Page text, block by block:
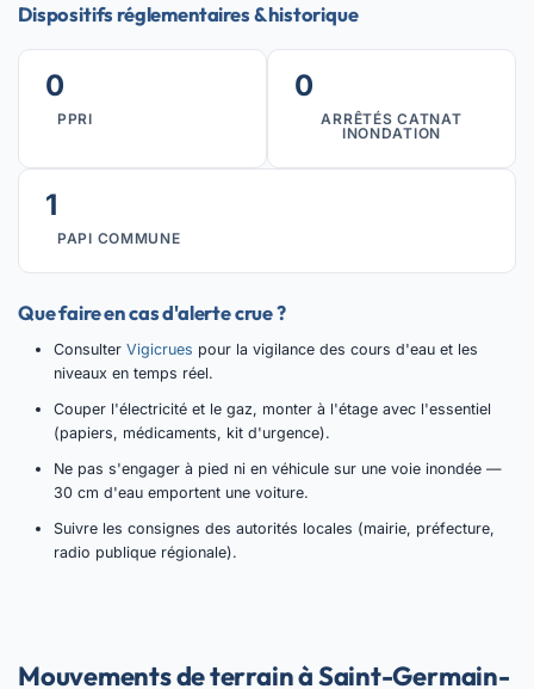
Dispositifs réglementaires & historique
0
PPRI
0
ARRÊTÉS CATNAT
INONDATION
1
PAPI COMMUNE
Que faire en cas d'alerte crue ?
Consulter Vigicrues pour la vigilance des cours d'eau et les
niveaux en temps réel.
Couper l'électricité et le gaz, monter à l'étage avec l'essentiel
(papiers, médicaments, kit d'urgence).
Ne pas s'engager à pied ni en véhicule sur une voie inondée —
30 cm d'eau emportent une voiture.
Suivre les consignes des autorités locales (mairie, préfecture,
radio publique régionale).
Mouvements de terrain à Saint-Germain-